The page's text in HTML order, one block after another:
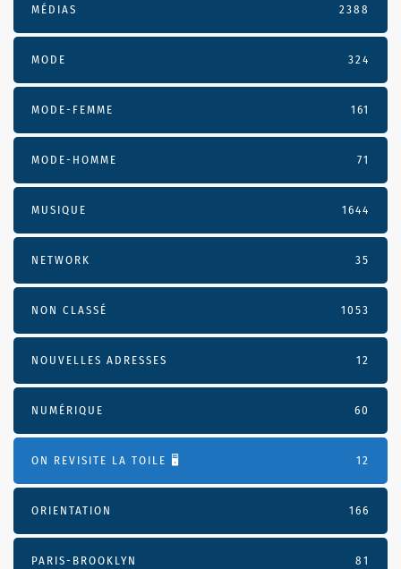
MÉDIAS 2388
MODE 324
MODE-FEMME 161
MODE-HOMME 71
MUSIQUE 1644
NETWORK 35
NON CLASSÉ 1053
NOUVELLES ADRESSES 12
NUMÉRIQUE 60
ON REVISITE LA TOILE 🖥️ 12
ORIENTATION 166
PARIS-BROOKLYN 81